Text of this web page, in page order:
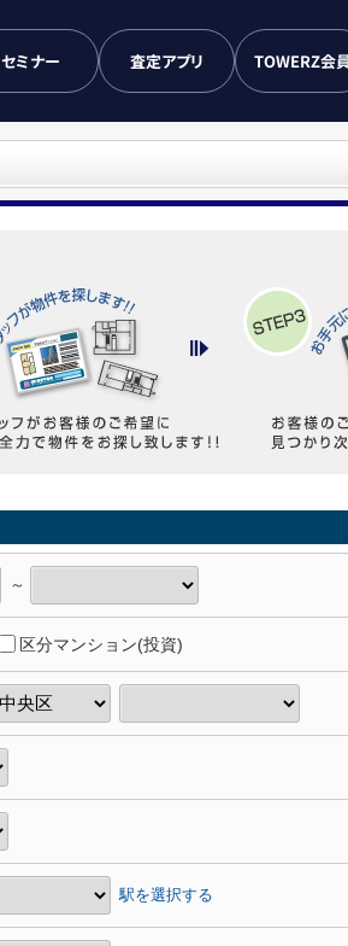
セミナー 査定アプリ TOWERZ会
～
区分マンション(投資)
駅を選択する